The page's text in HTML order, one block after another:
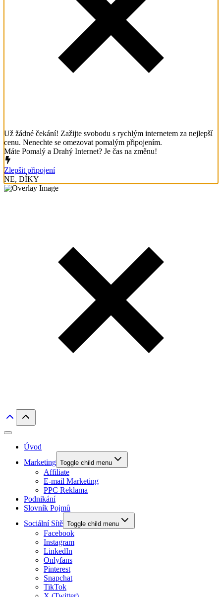
Už žádné čekání! Zažijte svobodu s rychlým internetem za nejlepší
cenu. Nenechte se omezovat pomalým připojením.
Máte Pomalý a Drahý Internet? Je čas na změnu!
Zlepšit připojení
NE, DÍKY
Úvod
Marketing Toggle child menu
Affiliate
E-mail Marketing
PPC Reklama
Podnikání
Slovník Pojmů
Sociální Sítě Toggle child menu
Facebook
Instagram
LinkedIn
Onlyfans
Pinterest
Snapchat
TikTok